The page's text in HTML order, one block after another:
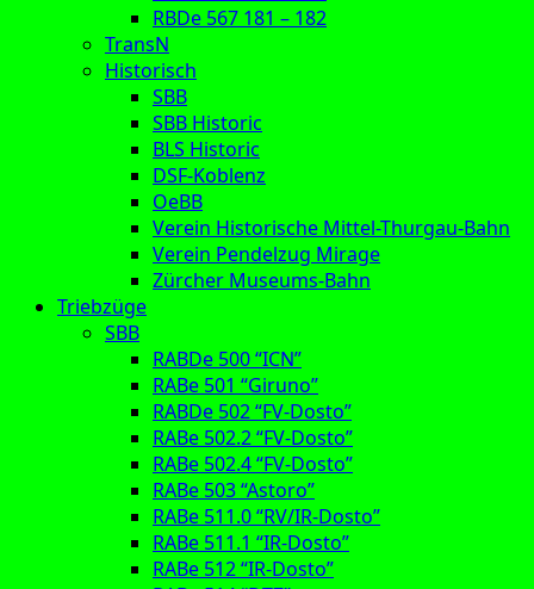
RBDe 567 181 – 182
TransN
Historisch
SBB
SBB Historic
BLS Historic
DSF-Koblenz
OeBB
Verein Historische Mittel-Thurgau-Bahn
Verein Pendelzug Mirage
Zürcher Museums-Bahn
Triebzüge
SBB
RABDe 500 “ICN”
RABe 501 “Giruno”
RABDe 502 “FV-Dosto”
RABe 502.2 “FV-Dosto”
RABe 502.4 “FV-Dosto”
RABe 503 “Astoro”
RABe 511.0 “RV/IR-Dosto”
RABe 511.1 “IR-Dosto”
RABe 512 “IR-Dosto”